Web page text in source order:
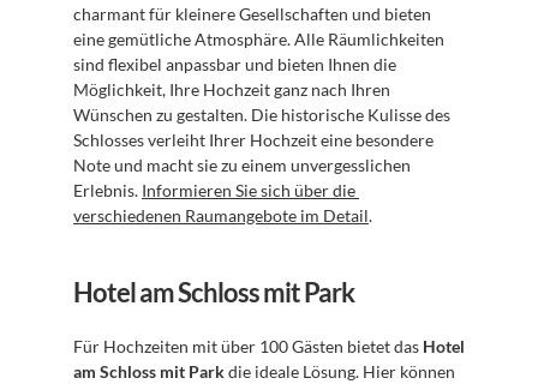
charmant für kleinere Gesellschaften und bieten
eine gemütliche Atmosphäre. Alle Räumlichkeiten
sind flexibel anpassbar und bieten Ihnen die
Möglichkeit, Ihre Hochzeit ganz nach Ihren
Wünschen zu gestalten. Die historische Kulisse des
Schlosses verleiht Ihrer Hochzeit eine besondere
Note und macht sie zu einem unvergesslichen
Erlebnis. Informieren Sie sich über die
verschiedenen Raumangebote im Detail.
Hotel am Schloss mit Park
Für Hochzeiten mit über 100 Gästen bietet das Hotel
am Schloss mit Park die ideale Lösung. Hier können